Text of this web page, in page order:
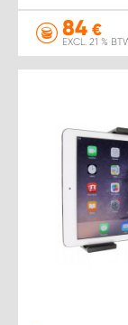
84 €
EXCL. 21 %